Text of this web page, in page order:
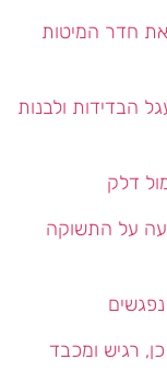
חדר המיטות
הבדידות ולבנות
דלק
על התשוקה
רגיש ומכבד